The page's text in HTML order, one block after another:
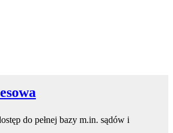
do pełnej bazy m.in. sądów i